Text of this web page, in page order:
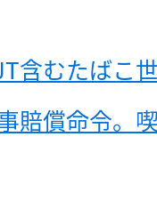
含むたばこ
賠償命令。